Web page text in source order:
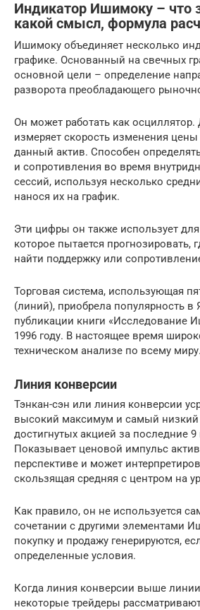
Индикатор Ишимоку – что
какой смысл, формула
Ишимоку объединяет несколько
графике. Основанный на свечных
основной цели – определение
разворота преобладающего
Он может работать как
измеряет скорость изменения
данный актив. Способен
и сопротивления во время
сессий, используя несколько
нанося их на график.
Эти цифры он также использует для
которое пытается прогнозировать,
найти поддержку или
Торговая система, использующая
(линий), приобрела популярность в
публикации книги «Исследование
1996 году. В настоящее время
техническом анализе по всему миру.
Линия конверсии
Тэнкан-сэн или линия конверсии
высокий максимум и самый
достигнутых акцией за последние
Показывает ценовой импульс
перспективе и может
скользящая средняя с центром на
Как правило, он не используется
сочетании с другими элементами
покупку и продажу генерируются,
определенные условия.
Когда линия конверсии выше линии
некоторые трейдеры